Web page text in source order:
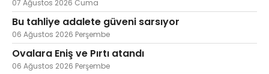
07 Ağustos 2026 Cuma
Bu tahliye adalete güveni sarsıyor
06 Ağustos 2026 Perşembe
Ovalara Eniş ve Pırtı atandı
06 Ağustos 2026 Perşembe